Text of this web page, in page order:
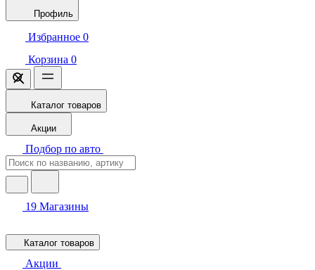
Профиль
Избранное 0
Корзина 0
Каталог товаров
Акции
Подбор по авто
19 Магазины
Каталог товаров
Акции